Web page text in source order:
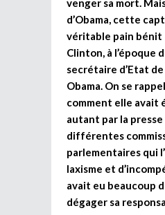
d’Obama, cette
véritable pain bénit
Clinton, à l’époque
secrétaire d’Etat
Obama. On se
comment elle avait
autant par la
différentes
parlementaires qui
laxisme et
avait eu beaucoup
dégager sa